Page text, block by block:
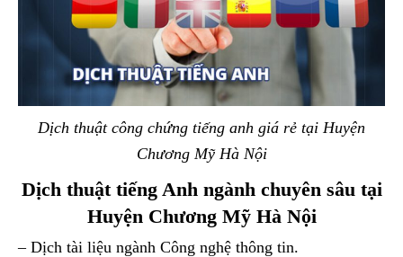
Dịch thuật công chứng tiếng anh giá rẻ tại Huyện
Chương Mỹ Hà Nội
Dịch thuật tiếng Anh ngành chuyên sâu tại
Huyện Chương Mỹ Hà Nội
– Dịch tài liệu ngành Công nghệ thông tin.